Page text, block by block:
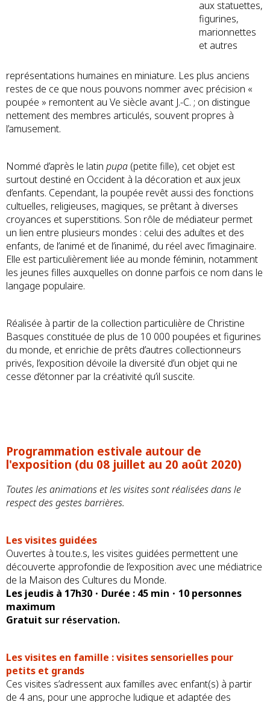
aux statuettes,
figurines,
marionnettes
et autres
représentations humaines en miniature. Les plus anciens
restes de ce que nous pouvons nommer avec précision «
poupée » remontent au Ve siècle avant J.-C. ; on distingue
nettement des membres articulés, souvent propres à
l’amusement.
Nommé d’après le latin pupa (petite fille), cet objet est
surtout destiné en Occident à la décoration et aux jeux
d’enfants. Cependant, la poupée revêt aussi des fonctions
cultuelles, religieuses, magiques, se prêtant à diverses
croyances et superstitions. Son rôle de médiateur permet
un lien entre plusieurs mondes : celui des adultes et des
enfants, de l’animé et de l’inanimé, du réel avec l’imaginaire.
Elle est particulièrement liée au monde féminin, notamment
les jeunes filles auxquelles on donne parfois ce nom dans le
langage populaire.
Réalisée à partir de la collection particulière de Christine
Basques constituée de plus de 10 000 poupées et figurines
du monde, et enrichie de prêts d’autres collectionneurs
privés, l’exposition dévoile la diversité d’un objet qui ne
cesse d’étonner par la créativité qu’il suscite.
Programmation estivale autour de
l'exposition (du 08 juillet au 20 août 2020)
Toutes les animations et les visites sont réalisées dans le
respect des gestes barrières.
Les visites guidées
Ouvertes à tou.te.s, les visites guidées permettent une
découverte approfondie de l’exposition avec une médiatrice
de la Maison des Cultures du Monde.
Les jeudis à 17h30 • Durée : 45 min ­ • 10 personnes
maximum
Gratuit sur réservation.
Les visites en famille : visites sensorielles pour
petits et grands
Ces visites s’adressent aux familles avec enfant(s) à partir
de 4 ans, pour une approche ludique et adaptée des